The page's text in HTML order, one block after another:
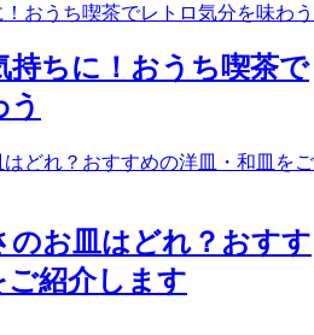
持ちに！おうち喫茶で
のお皿はどれ？おすす
ご紹介します